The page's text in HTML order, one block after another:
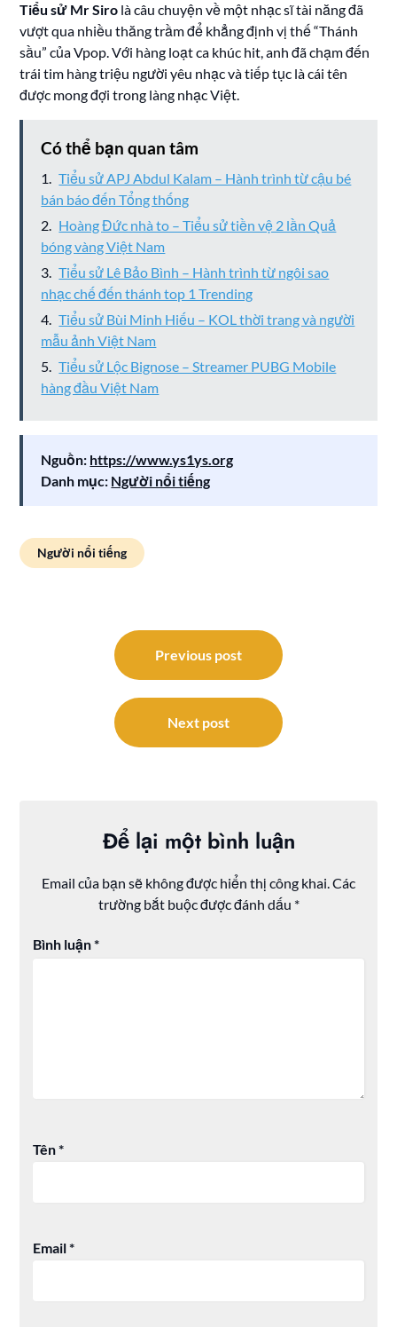
Tiểu sử Mr Siro là câu chuyện về một nhạc sĩ tài năng đã
vượt qua nhiều thăng trầm để khẳng định vị thế “Thánh
sầu” của Vpop. Với hàng loạt ca khúc hit, anh đã chạm đến
trái tim hàng triệu người yêu nhạc và tiếp tục là cái tên
được mong đợi trong làng nhạc Việt.
Có thể bạn quan tâm
Tiểu sử APJ Abdul Kalam – Hành trình từ cậu bé
bán báo đến Tổng thống
Hoàng Đức nhà to – Tiểu sử tiền vệ 2 lần Quả
bóng vàng Việt Nam
Tiểu sử Lê Bảo Bình – Hành trình từ ngôi sao
nhạc chế đến thánh top 1 Trending
Tiểu sử Bùi Minh Hiếu – KOL thời trang và người
mẫu ảnh Việt Nam
Tiểu sử Lộc Bignose – Streamer PUBG Mobile
hàng đầu Việt Nam
Nguồn: https://www.ys1ys.org
Danh mục: Người nổi tiếng
Người nổi tiếng
Previous post
Next post
Để lại một bình luận
Email của bạn sẽ không được hiển thị công khai.Các
trường bắt buộc được đánh dấu *
Bình luận*
Tên*
Email*